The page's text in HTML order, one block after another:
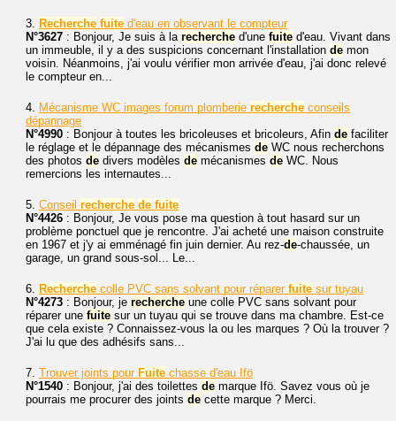
3. Recherche fuite d'eau en observant le compteur
N°3627 : Bonjour, Je suis à la recherche d'une fuite d'eau. Vivant dans
un immeuble, il y a des suspicions concernant l'installation de mon
voisin. Néanmoins, j'ai voulu vérifier mon arrivée d'eau, j'ai donc relevé
le compteur en...
4. Mécanisme WC images forum plomberie recherche conseils
dépannage
N°4990 : Bonjour à toutes les bricoleuses et bricoleurs, Afin de faciliter
le réglage et le dépannage des mécanismes de WC nous recherchons
des photos de divers modèles de mécanismes de WC. Nous
remercions les internautes...
5. Conseil recherche de fuite
N°4426 : Bonjour, Je vous pose ma question à tout hasard sur un
problème ponctuel que je rencontre. J'ai acheté une maison construite
en 1967 et j'y ai emménagé fin juin dernier. Au rez-de-chaussée, un
garage, un grand sous-sol... Le...
6. Recherche colle PVC sans solvant pour réparer fuite sur tuyau
N°4273 : Bonjour, je recherche une colle PVC sans solvant pour
réparer une fuite sur un tuyau qui se trouve dans ma chambre. Est-ce
que cela existe ? Connaissez-vous la ou les marques ? Où la trouver ?
J'ai lu que des adhésifs sans...
7. Trouver joints pour Fuite chasse d'eau Ifö
N°1540 : Bonjour, j'ai des toilettes de marque Ifö. Savez vous où je
pourrais me procurer des joints de cette marque ? Merci.